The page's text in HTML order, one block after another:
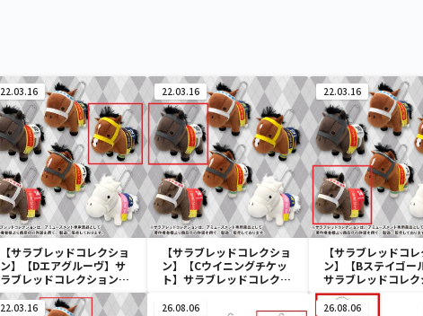
22.03.16
【サラブレッドコレクショ
ン】【Dエアグルーヴ】サ
ラブレッドコレクションマ
スコットBC3
22.03.16
【サラブレッドコレクショ
ン】【Cウイニングチケッ
ト】サラブレッドコレクシ
22.03.16
【サラブレッドコ
ン】【Bステイゴー
サラブレッドコレク
マスコットBC3
22.03.16 26.08.06 26.08.06